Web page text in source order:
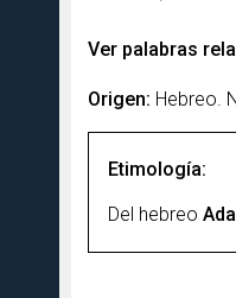
Ver palabras
Origen: Hebreo.
Etimología:
Del hebreo